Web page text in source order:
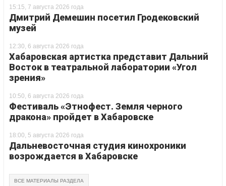
15:15, 7 августа 2026 года
Дмитрий Демешин посетил Гродековский
музей
12:30, 6 августа 2026 года
Хабаровская артистка представит Дальний
Восток в театральной лаборатории «Угол
зрения»
10:50, 6 августа 2026 года
Фестиваль «Этнофест. Земля черного
дракона» пройдет в Хабаровске
18:00, 5 августа 2026 года
Дальневосточная студия кинохроники
возрождается в Хабаровске
ВСЕ МАТЕРИАЛЫ РАЗДЕЛА